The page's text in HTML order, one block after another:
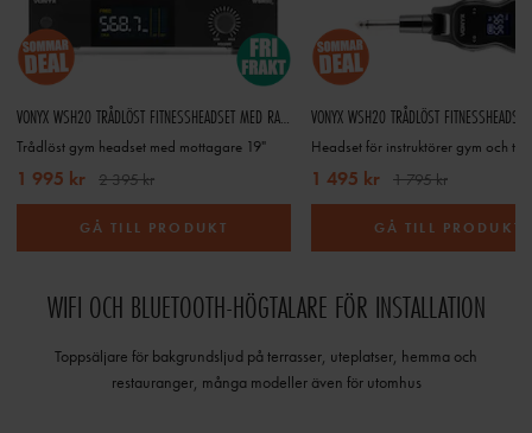
VONYX WSH20 TRÅDLÖST FITNESSHEADSET MED RACKMONTERBAR UHF-MOTTAGARE
Trådlöst gym headset med mottagare 19"
1 995 kr 2 395 kr
GÅ TILL PRODUKT
VONYX WSH20 TRÅDLÖST
1 495 kr 1 795 kr
GÅ TILL PRODUKT
WIFI OCH BLUETOOTH-HÖGTALARE FÖR INSTALLATION
Toppsäljare för bakgrundsljud på terrasser, uteplatser, hemma och
restauranger, många modeller även för utomhus